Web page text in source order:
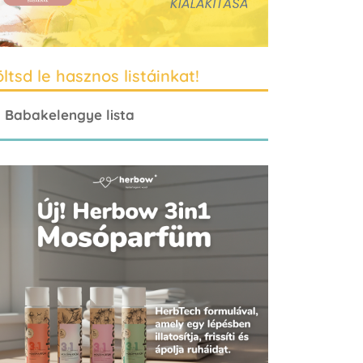
le hasznos listáinkat!
Babakelengye lista